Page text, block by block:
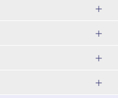
バーサル・スタジオ・ジャパ